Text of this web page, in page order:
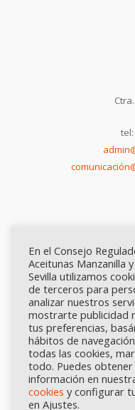
tel:
Calidad certificada
En el Consejo
Aceitunas Manzanilla
Sevilla utilizamos
de terceros para
analizar nuestros
mostrarte publicidad
tus preferencias,
hábitos de
todas las cookies,
todo. Puedes obtener
información en
cookies y configurar
en Ajustes.